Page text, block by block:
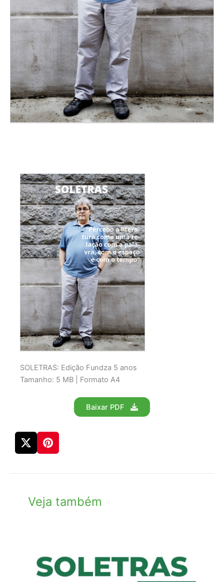
SOLETRAS: Edição Fundza 5 anos
Tamanho: 5 MB | Formato A4
Baixar PDF
Veja também